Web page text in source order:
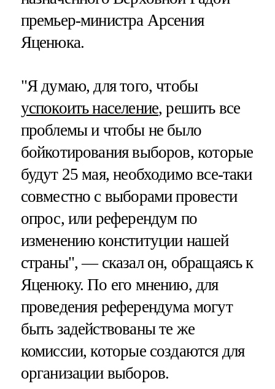
премьер-министра Арсения
Яценюка.
"Я думаю, для того, чтобы
успокоить население, решить все
проблемы и чтобы не было
бойкотирования выборов, которые
будут 25 мая, необходимо все-таки
совместно с выборами провести
опрос, или референдум по
изменению конституции нашей
страны", — сказал он, обращаясь к
Яценюку. По его мнению, для
проведения референдума могут
быть задействованы те же
комиссии, которые создаются для
организации выборов.